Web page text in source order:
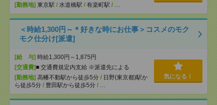
[勤務地] 東京駅 / 水道橋駅 / 有楽町駅 / …
＜時給1,300円～＊好きな時にお仕事＞コスメのモク
モク仕分け[派遣]
[給 与] 時給1,300円～1,875円
[交通費]■ 交通費規定内支給 ※派遣先による
[勤務地] 高幡不動駅から徒歩5分 / 日野(東京都)駅か
ら徒歩5分 / 豊田駅から徒歩5分 / …
気になる！